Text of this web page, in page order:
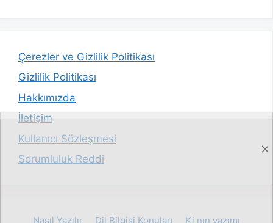
Çerezler ve Gizlilik Politikası
Gizlilik Politikası
Hakkımızda
İletişim
Kullanıcı Sözleşmesi
Sorumluluk Reddi
Nasıl Yazılır Dil Bilgisi Konuları Ki nın yazımı